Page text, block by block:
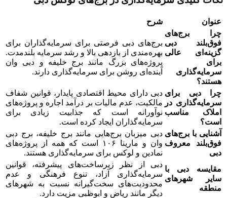
عنوان
شرح
چرا برج‌های
فوق‌بلند دبی
گزینه‌ای عالی
برای
سرمایه‌گذاری
هستند؟
برج‌های دبی فرصتی برای سرمایه‌گذاران برای
بهره‌مندی از بازدهی بالا و رشد سرمایه بلندمدت.
پروژه‌های بزرگ مانند برج خلیفه و دبی وان
آینده‌ای روشن برای سرمایه‌گذاری دارند.
چرا دبی برای
سرمایه‌گذاری در
املاک مناسب
است؟
دبی دارای محیط اقتصادی پایدار، قوانین شفاف
مالکیت، عدم مالیات بر درآمد اجاره و پروژه‌های
نوآورانه است که جذابیت زیادی برای
سرمایه‌گذاران ایجاد کرده است.
آشنایی با برج‌های
فوق‌بلند معروف
دبی
دبی میزبان برج‌هایی مانند برج خلیفه، برج دبی
وان و مارینا ۱۰۶ است که همه از پروژه‌های
نمادین و لوکس برای سرمایه‌گذاری هستند.
مقایسه دبی با
سایر شهرهای
منطقه
دبی از نظر زیرساخت‌های پیشرفته، قوانین
سرمایه‌گذاری آزاد، تنوع فرهنگی و عدم
محدودیت‌های سخت‌گیرانه نسبت به شهرهای
دیگر مانند ریاض و ابوظبی مزیت دارد.